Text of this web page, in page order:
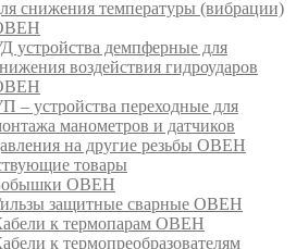
снижения температуры (вибрации)
устройства демпферные для
воздействия гидроударов
– устройства переходные для
манометров и датчиков
на другие резьбы ОВЕН
товары
ОВЕН
защитные сварные ОВЕН
к термопарам ОВЕН
к термопреобразователям